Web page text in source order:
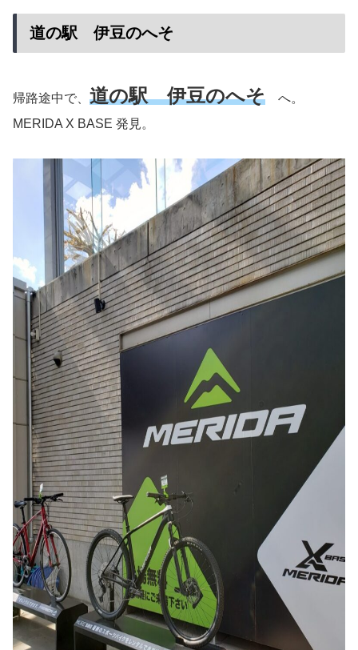
道の駅 伊豆のへそ
帰路途中で、 道の駅 伊豆のへそ へ。
MERIDA X BASE 発見。